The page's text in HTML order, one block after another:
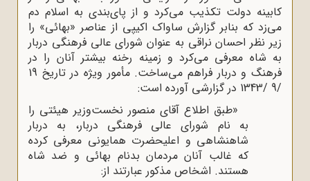
کابینه دولت تکذیب می‌کرد و از پای‌بندی به اسلام دم
می‌زد که بنابر گزارش ساواک اکیپی از عناصر «بهائی» را
زیر نظر احسان نراقی به عنوان شورای عالی فرهنگی دربار
به شاه معرفی می‌کرد و زمینه رخنه بیشتر آنان را در
فرهنگ و دربار فراهم می‌ساخت. مأمور ویژه در تاریخ 19
/9 /1343 در گزارشی آورده است:
«طبق اطلاع آقای منصور نخست‌وزیر هیئتی را
به نام شورای عالی فرهنگی دربار، به دربار
شاهنشاهی و اعلیحضرت همایونی معرفی کرده
که غالب آنان مردمان بدنام بهائی و ضد شاه
هستند. اشخاص مذکور عبارتند از: